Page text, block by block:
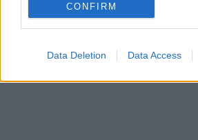
CONFIRM
Data Deletion Data Access